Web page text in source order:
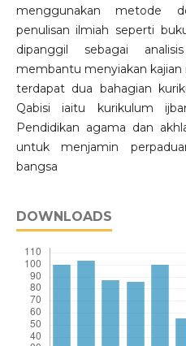
menggunakan metode
penulisan ilmiah seperti
dipanggil sebagai
membantu menyiakan kajian
terdapat dua bahagian
Qabisi iaitu kurikulum
Pendidikan agama dan
untuk menjamin
bangsa
DOWNLOADS